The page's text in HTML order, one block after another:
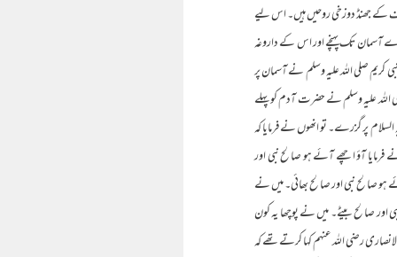
طرف کے جھنڈ دوزخی روحیں ہیں۔ اس لیے
آسمان تک پہنچے اور اس کے داروغہ
کریم صلی اللہ علیہ وسلم نے آسمان پر
اللہ علیہ وسلم نے حضرت آدم کو پہلے
پر گزرے۔ تو انھوں نے فرمایا کہ
فرمایا آؤ اچھے آئے ہو صالح نبی اور
ہو صالح نبی اور صالح بھائی۔ میں نے
اور صالح بیٹے۔ میں نے پوچھا یہ کون
رضی اللہ عنہم کہا کرتے تھے کہ